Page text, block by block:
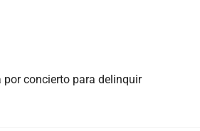
concierto para delinquir